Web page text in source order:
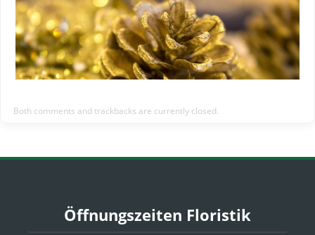
Both comments and trackbacks are currently closed.
Öffnungszeiten Floristik